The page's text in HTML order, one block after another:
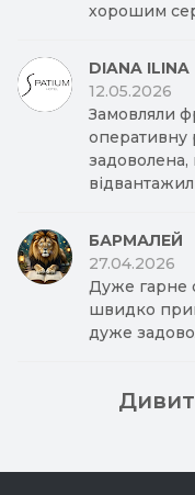
хорошим
DIANA ILINA
12.05.2026
Замовляли
оперативну
задоволена,
БАРМАЛЕЙ
27.04.2026
Дуже гарне
швидко
дуже